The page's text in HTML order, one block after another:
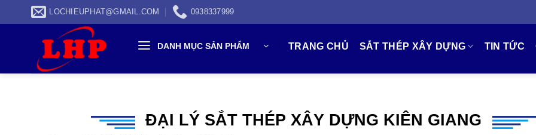
to
LOCHIEUPHAT@GMAIL.COM 0938337999
DANH MỤC SẢN PHẨM TRANG CHỦ SẮT THÉP XÂY DỰNG TIN TỨC
ĐẠI LÝ SẮT THÉP XÂY DỰNG KIÊN GIANG